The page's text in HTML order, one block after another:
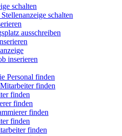
schalten
schalten
ausschreiben
inserieren
Personal finden
finden
finden
finden
finden
finden
finden